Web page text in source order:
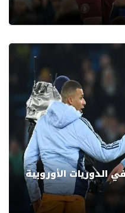
الدوريات الأوروبية